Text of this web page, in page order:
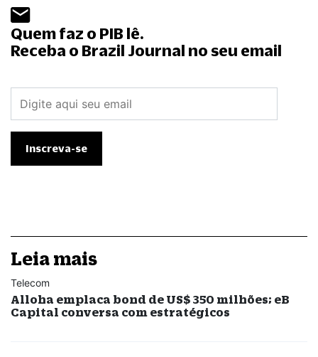
Quem faz o PIB lê.
Receba o Brazil Journal no seu email
Leia mais
Telecom
Alloha emplaca bond de US$ 350 milhões; eB
Capital conversa com estratégicos